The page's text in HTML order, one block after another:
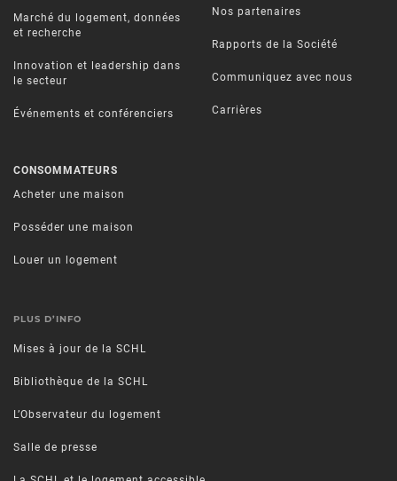
Marché du logement, données
et recherche
Innovation et leadership dans
le secteur
Événements et conférenciers
CONSOMMATEURS
Acheter une maison
Posséder une maison
Louer un logement
Nos partenaires
Rapports de la Société
Communiquez avec nous
Carrières
PLUS D’INFO
Mises à jour de la SCHL
Bibliothèque de la SCHL
L’Observateur du logement
Salle de presse